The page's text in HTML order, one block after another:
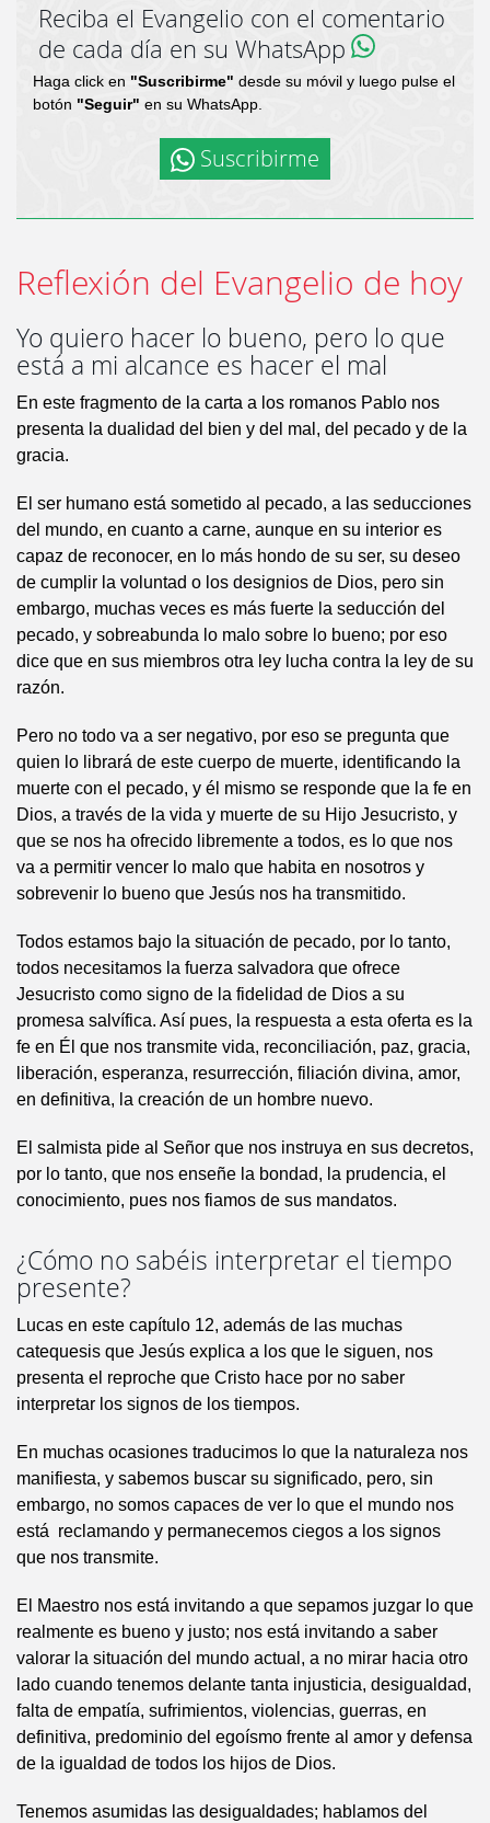
Reciba el Evangelio con el comentario
de cada día en su WhatsApp
Haga click en "Suscribirme" desde su móvil y luego pulse el
botón "Seguir" en su WhatsApp.
Suscribirme
Reflexión del Evangelio de hoy
Yo quiero hacer lo bueno, pero lo que
está a mi alcance es hacer el mal
En este fragmento de la carta a los romanos Pablo nos
presenta la dualidad del bien y del mal, del pecado y de la
gracia.
El ser humano está sometido al pecado, a las seducciones
del mundo, en cuanto a carne, aunque en su interior es
capaz de reconocer, en lo más hondo de su ser, su deseo
de cumplir la voluntad o los designios de Dios, pero sin
embargo, muchas veces es más fuerte la seducción del
pecado, y sobreabunda lo malo sobre lo bueno; por eso
dice que en sus miembros otra ley lucha contra la ley de su
razón.
Pero no todo va a ser negativo, por eso se pregunta que
quien lo librará de este cuerpo de muerte, identificando la
muerte con el pecado, y él mismo se responde que la fe en
Dios, a través de la vida y muerte de su Hijo Jesucristo, y
que se nos ha ofrecido libremente a todos, es lo que nos
va a permitir vencer lo malo que habita en nosotros y
sobrevenir lo bueno que Jesús nos ha transmitido.
Todos estamos bajo la situación de pecado, por lo tanto,
todos necesitamos la fuerza salvadora que ofrece
Jesucristo como signo de la fidelidad de Dios a su
promesa salvífica. Así pues, la respuesta a esta oferta es la
fe en Él que nos transmite vida, reconciliación, paz, gracia,
liberación, esperanza, resurrección, filiación divina, amor,
en definitiva, la creación de un hombre nuevo.
El salmista pide al Señor que nos instruya en sus decretos,
por lo tanto, que nos enseñe la bondad, la prudencia, el
conocimiento, pues nos fiamos de sus mandatos.
¿Cómo no sabéis interpretar el tiempo
presente?
Lucas en este capítulo 12, además de las muchas
catequesis que Jesús explica a los que le siguen, nos
presenta el reproche que Cristo hace por no saber
interpretar los signos de los tiempos.
En muchas ocasiones traducimos lo que la naturaleza nos
manifiesta, y sabemos buscar su significado, pero, sin
embargo, no somos capaces de ver lo que el mundo nos
está reclamando y permanecemos ciegos a los signos
que nos transmite.
El Maestro nos está invitando a que sepamos juzgar lo que
realmente es bueno y justo; nos está invitando a saber
valorar la situación del mundo actual, a no mirar hacia otro
lado cuando tenemos delante tanta injusticia, desigualdad,
falta de empatía, sufrimientos, violencias, guerras, en
definitiva, predominio del egoísmo frente al amor y defensa
de la igualdad de todos los hijos de Dios.
Tenemos asumidas las desigualdades; hablamos del